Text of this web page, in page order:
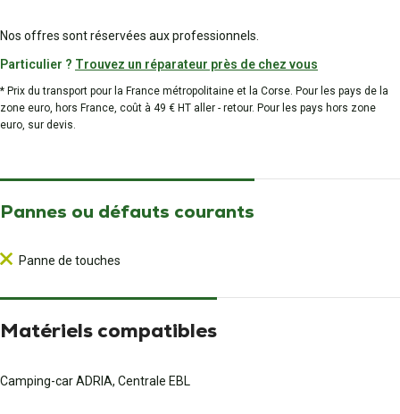
Nos offres sont réservées aux professionnels.
Particulier ? Trouvez un réparateur près de chez vous
* Prix du transport pour la France métropolitaine et la Corse. Pour les pays de la
zone euro, hors France, coût à 49 € HT aller - retour. Pour les pays hors zone
euro, sur devis.
Pannes ou défauts courants
Panne de touches
Matériels compatibles
Camping-car ADRIA, Centrale EBL